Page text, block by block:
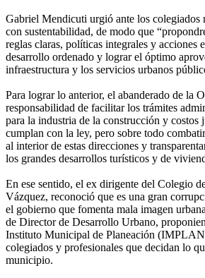
Gabriel Mendicuti urgió ante los colegiados
con sustentabilidad, de modo que
reglas claras, políticas integrales y acciones
desarrollo ordenado y lograr el óptimo
infraestructura y los servicios urbanos
Para lograr lo anterior, el abanderado de la
responsabilidad de facilitar los trámites
para la industria de la construcción y costos
cumplan con la ley, pero sobre todo
al interior de estas direcciones y
los grandes desarrollos turísticos y de
En ese sentido, el ex dirigente del Colegio
Vázquez, reconoció que es una gran
el gobierno que fomenta mala imagen
de Director de Desarrollo Urbano,
Instituto Municipal de Planeación
colegiados y profesionales que decidan lo
municipio.